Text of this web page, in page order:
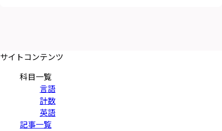
サイトコンテンツ
科目一覧
言語
計数
英語
記事一覧